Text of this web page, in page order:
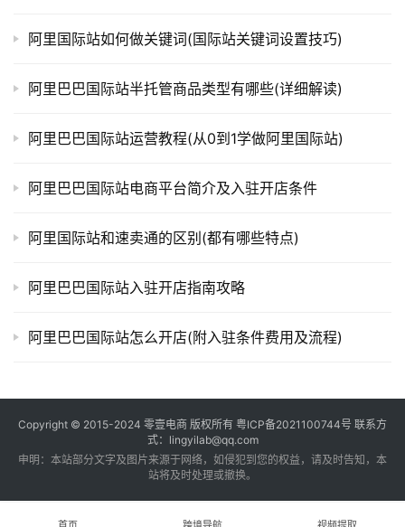
阿里国际站如何做关键词(国际站关键词设置技巧)
阿里巴巴国际站半托管商品类型有哪些(详细解读)
阿里巴巴国际站运营教程(从0到1学做阿里国际站)
阿里巴巴国际站电商平台简介及入驻开店条件
阿里国际站和速卖通的区别(都有哪些特点)
阿里巴巴国际站入驻开店指南攻略
阿里巴巴国际站怎么开店(附入驻条件费用及流程)
Copyright © 2015-2024 零壹电商 版权所有 粤ICP备2021100744号 联系方
式：lingyilab@qq.com
申明：本站部分文字及图片来源于网络，如侵犯到您的权益，请及时告知，本
站将及时处理或撤换。